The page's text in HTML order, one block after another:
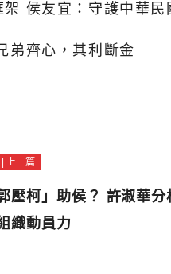
侯友宜：守護中華民
弟齊心，其利斷金
上一篇
郭壓柯」助侯？ 許淑華
織動員力